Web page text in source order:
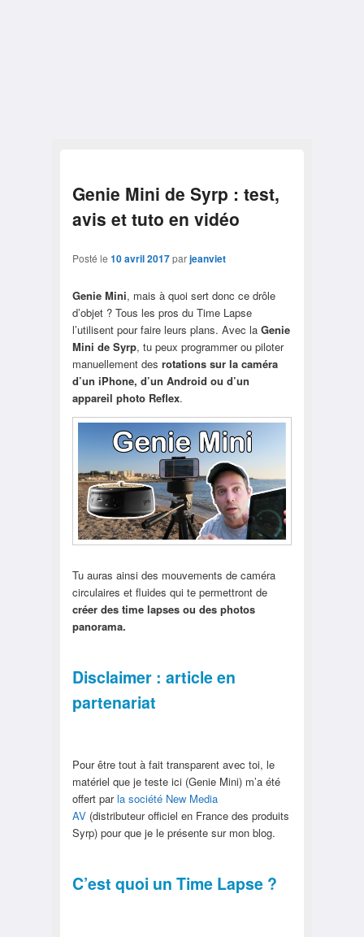
Genie Mini de Syrp : test,
avis et tuto en vidéo
Posté le 10 avril 2017parjeanviet
Genie Mini, mais à quoi sert donc ce drôle
d’objet ? Tous les pros du Time Lapse
l’utilisent pour faire leurs plans. Avec la Genie
Mini de Syrp, tu peux programmer ou piloter
manuellement des rotations sur la caméra
d’un iPhone, d’un Android ou d’un
appareil photo Reflex.
Tu auras ainsi des mouvements de caméra
circulaires et fluides qui te permettront de
créer des time lapses ou des photos
panorama.
Disclaimer : article en
partenariat
Pour être tout à fait transparent avec toi, le
matériel que je teste ici (Genie Mini) m’a été
offert parla société New Media
AV(distributeur officiel en France des produits
Syrp) pour que je le présente sur mon blog.
C’est quoi un Time Lapse ?